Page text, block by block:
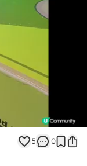
Unmute
5 0